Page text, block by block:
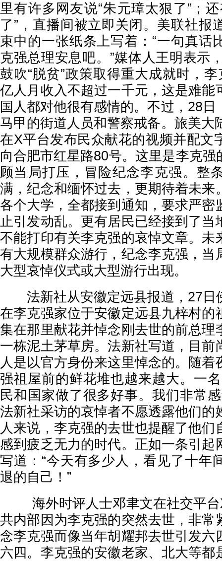
里有许多网友说“朱元璋太狠了”；
了”，直播间被立即关闭。美联社报
束中的一张纸条上写着：“一句真话
克强总理安息吧。”媒体人王明表示
鼓吹“脱贫”政策取得重大成就时，
亿人月收入不超过一千元，这是难能
国人都对他很有感情的。不过，28
马甲的街道人员和警察戒备。旅美大
在X平台发布民众献花的视频并配文
向合肥市红星路80号。这里是李克强
顾当局打压，冒险纪念李克强。整
满，纪念和缅怀过去，更期待着未来
各个大学，全都接到通知，要求严密
止引发动乱。更有居民已经接到了当
不能打印有关李克强的哀悼文章。未
有大规模群众游行，纪念李克强，当
大型哀悼仪式或大型游行出现。
法新社从安徽定远县报道，27日
在李克强家位于安徽定远县九梓村的
集在那里献花并悼念刚去世的前总理
一栋泥土茅草房。法新社写道，目前
人是以官方身份来这里悼念的。随着
强祖屋前的鲜花堆也越来越大。一
民和国家做了很多好事。我们非常
法新社采访的哀悼者不愿透露他们的
人来说，李克强的去世也提醒了他们
感到疲乏无力的时代。正如一条引起
写道：“今天有多少人，看见了十年
退的自己！”
海外时评人士邓聿文在社交平台
共内部因为李克强的突然去世，非常
念李克强而像当年胡耀邦去世引发六
六四。李克强的安徽老家、北大等都